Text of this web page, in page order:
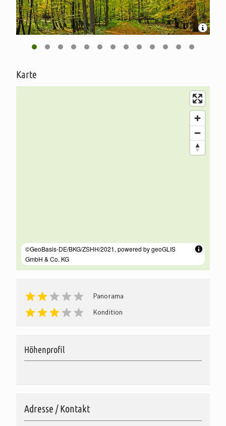
Karte
Panorama
Kondition
Höhenprofil
Adresse / Kontakt